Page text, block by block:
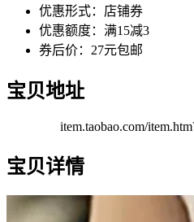
优惠形式：店铺券
优惠额度：满15减3
券后价：27元包邮
宝贝地址
item.taobao.com/
宝贝详情